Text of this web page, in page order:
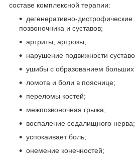
составе комплексной терапии:
дегенеративно-дистрофические
позвоночника и суставов;
артриты, артрозы;
нарушение подвижности
ушибы с образованием больших
ломота и боли в пояснице;
переломы костей;
межпозвоночная грыжа;
воспаление седалищного нерва;
успокаивает боль;
онемение конечностей;